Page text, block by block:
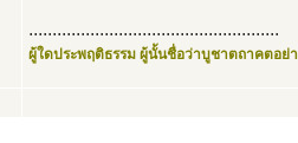
.....................................................
ผู้ใดประพฤติธรรม ผู้นั้นชื่อว่าบูชาตถาคตอย่า